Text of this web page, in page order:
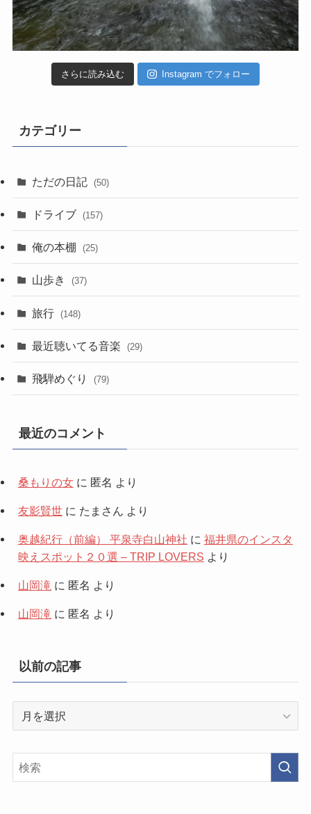
さらに読み込む Instagram でフォロー
カテゴリー
ただの日記 (50)
ドライブ (157)
俺の本棚 (25)
山歩き (37)
旅行 (148)
最近聴いてる音楽 (29)
飛騨めぐり (79)
最近のコメント
桑もりの女に 匿名 より
友影賢世に たまさん より
奥越紀行（前編） 平泉寺白山神社 に 福井県のインスタ
映えスポット２０選 – TRIP LOVERS より
山岡滝 に 匿名 より
山岡滝 に 匿名 より
以前の記事
記
事